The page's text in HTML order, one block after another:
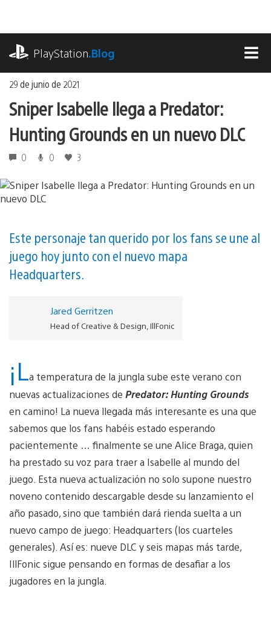
contenido
PlayStation.Blog
29 de junio de 2021
Sniper Isabelle llega a Predator:
Hunting Grounds en un nuevo DLC
0 0 3
Este personaje tan querido por los fans se une al
juego hoy junto con el nuevo mapa
Headquarters.
Jared Gerritzen
Head of Creative & Design, IllFonic
¡La temperatura de la jungla sube este verano con
nuevas actualizaciones de Predator: Hunting Grounds
en camino! La nueva llegada más interesante es una que
sabemos que los fans habéis estado esperando
pacientemente … finalmente se une Alice Braga, quien
ha prestado su voz para traer a Isabelle al mundo del
juego. Esta nueva actualización no solo supone nuestro
noveno contenido descargable desde su lanzamiento el
año pasado, sino que también dará rienda suelta a un
nuevo campo de juego: Headquarters (los cuarteles
generales). Así es: nueve DLC y seis mapas más tarde,
IllFonic sigue pensando en formas de desafiar a los
jugadores en la jungla.